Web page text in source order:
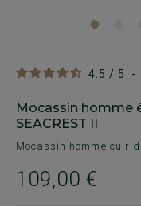
4.5 / 5 -
Mocassin homme
SEACREST II
Mocassin homme cuir
109,00 €